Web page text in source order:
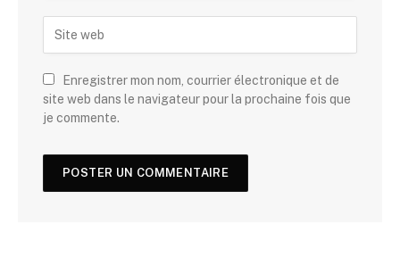
Enregistrer mon nom, courrier électronique et de
site web dans le navigateur pour la prochaine fois que
je commente.